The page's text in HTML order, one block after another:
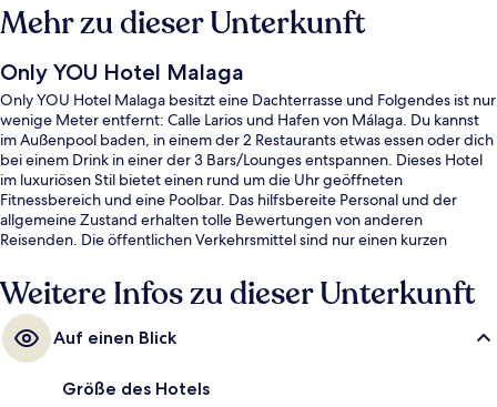
Mehr zu dieser Unterkunft
Only YOU Hotel Malaga
Only YOU Hotel Malaga besitzt eine Dachterrasse und Folgendes ist nur
wenige Meter entfernt: Calle Larios und Hafen von Málaga. Du kannst
im Außenpool baden, in einem der 2 Restaurants etwas essen oder dich
bei einem Drink in einer der 3 Bars/Lounges entspannen. Dieses Hotel
im luxuriösen Stil bietet einen rund um die Uhr geöffneten
Fitnessbereich und eine Poolbar. Das hilfsbereite Personal und der
allgemeine Zustand erhalten tolle Bewertungen von anderen
Reisenden. Die öffentlichen Verkehrsmittel sind nur einen kurzen
Schritte und zur Metrostation Guadalmedina 9 Minuten.
Weitere Infos zu dieser Unterkunft
Auf einen Blick
Größe des Hotels